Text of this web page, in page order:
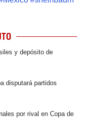
y depósito de
disputará partidos
por rival en Copa de